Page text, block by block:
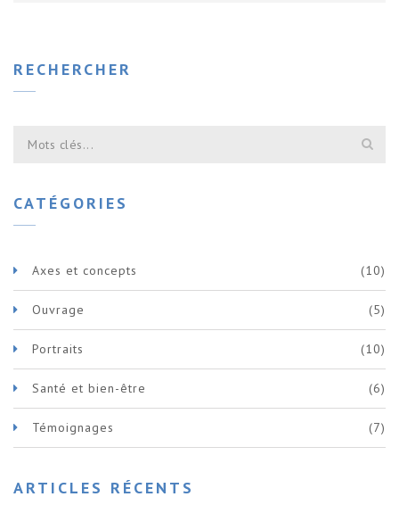
RECHERCHER
CATÉGORIES
Axes et concepts (10)
Ouvrage (5)
Portraits (10)
Santé et bien-être (6)
Témoignages (7)
ARTICLES RÉCENTS